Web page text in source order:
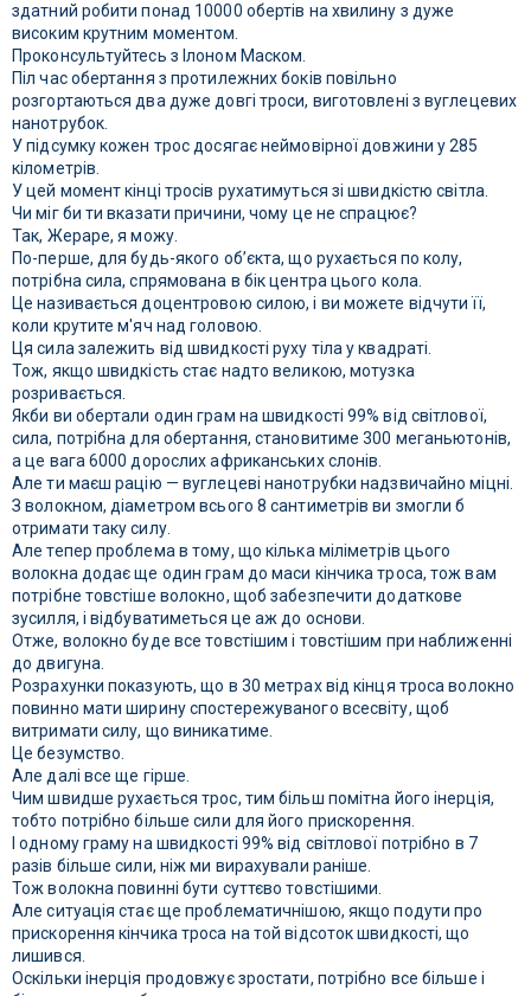
здатний робити понад 10000 обертів на хвилину з дуже
високим крутним моментом.
Проконсультуйтесь з Ілоном Маском.
Піл час обертання з протилежних боків повільно
розгортаються два дуже довгі троси, виготовлені з вуглецевих
нанотрубок.
У підсумку кожен трос досягає неймовірної довжини у 285
кілометрів.
У цей момент кінці тросів рухатимуться зі швидкістю світла.
Чи міг би ти вказати причини, чому це не спрацює?
Так, Жераре, я можу.
По-перше, для будь-якого об’єкта, що рухається по колу,
потрібна сила, спрямована в бік центра цього кола.
Це називається доцентровою силою, і ви можете відчути її,
коли крутите м'яч над головою.
Ця сила залежить від швидкості руху тіла у квадраті.
Тож, якщо швидкість стає надто великою, мотузка
розривається.
Якби ви обертали один грам на швидкості 99% від світлової,
сила, потрібна для обертання, становитиме 300 меганьютонів,
а це вага 6000 дорослих африканських слонів.
Але ти маєш рацію — вуглецеві нанотрубки надзвичайно міцні.
З волокном, діаметром всього 8 сантиметрів ви змогли б
отримати таку силу.
Але тепер проблема в тому, що кілька міліметрів цього
волокна додає ще один грам до маси кінчика троса, тож вам
потрібне товстіше волокно, щоб забезпечити додаткове
зусилля, і відбуватиметься це аж до основи.
Отже, волокно буде все товстішим і товстішим при наближенні
до двигуна.
Розрахунки показують, що в 30 метрах від кінця троса волокно
повинно мати ширину спостережуваного всесвіту, щоб
витримати силу, що виникатиме.
Це безумство.
Але далі все ще гірше.
Чим швидше рухається трос, тим більш помітна його інерція,
тобто потрібно більше сили для його прискорення.
І одному граму на швидкості 99% від світлової потрібно в 7
разів більше сили, ніж ми вирахували раніше.
Тож волокна повинні бути суттєво товстішими.
Але ситуація стає ще проблематичнішою, якщо подути про
прискорення кінчика троса на той відсоток швидкості, що
лишився.
Оскільки інерція продовжує зростати, потрібно все більше і